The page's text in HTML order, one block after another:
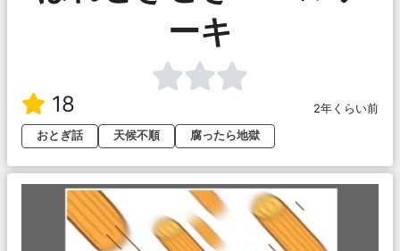
ーキ
18
2年くらい前
おとぎ話
天候不順 腐ったら地獄